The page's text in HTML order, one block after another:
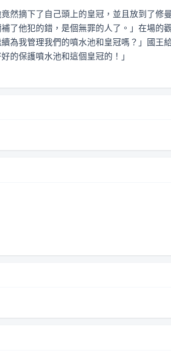
摘下了自己頭上的皇冠，並且放到了修
了他犯的錯，是個無罪的人了。」在場的
為我管理我們的噴水池和皇冠嗎？」國王
的保護噴水池和這個皇冠的！」